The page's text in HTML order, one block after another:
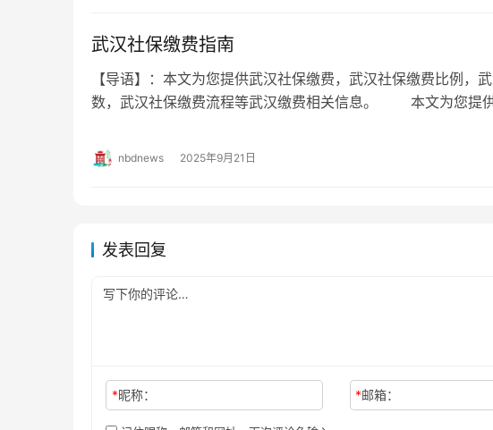
武汉社保缴费指南
【导语】：本文为您提供武汉社保缴费，武汉社保缴费比例，
数，武汉社保缴费流程等武汉缴费相关信息。 本文为您提
nbdnews 2025年9月21日
发表回复
*昵称： *邮箱：